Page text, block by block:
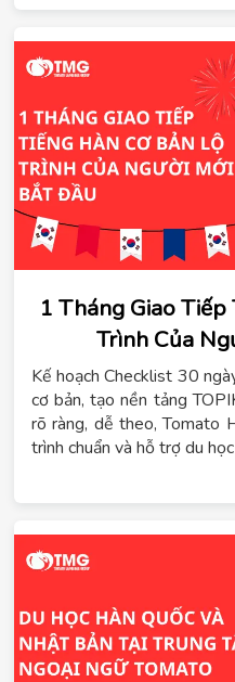
1 Tháng Giao
Trình Của
Kế hoạch Checklist 30
cơ bản, tạo nền tảng
rõ ràng, dễ theo, Tomato
trình chuẩn và hỗ trợ du học